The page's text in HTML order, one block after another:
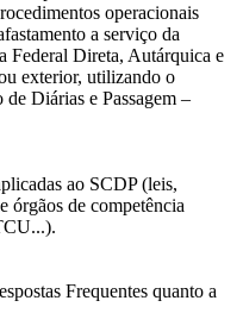
operacionais
a serviço da
Federal Direta, Autárquica e
exterior, utilizando o
de Diárias e Passagem –
ao SCDP (leis,
órgãos de competência
Frequentes quanto a